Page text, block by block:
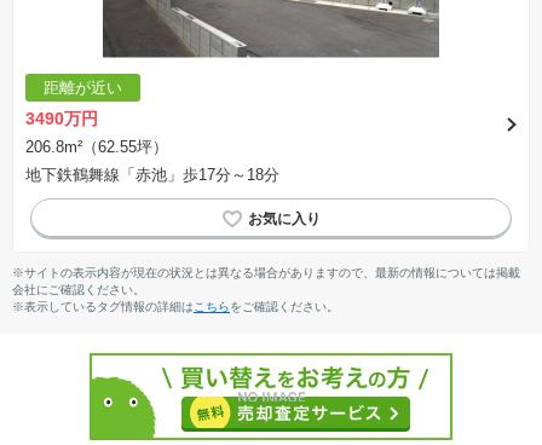
距離が近い
3490万円
206.8m²（62.55坪）
地下鉄鶴舞線「赤池」歩17分～18分
※サイトの表示内容が現在の状況とは異なる場合がありますので、最新の情報については掲載
会社にご確認ください。
※表示しているタグ情報の詳細は こちらをご確認ください。